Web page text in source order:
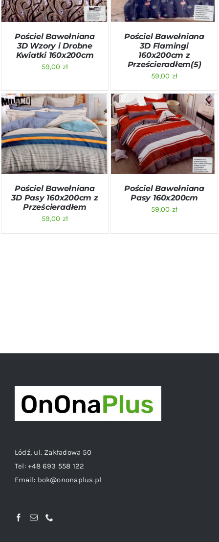
Pościel Bawełniana
3D Wzory i Drobne
Kwiatki 160x200cm
59,00 zł
Pościel Bawełniana
3D Flamingi
160x200cm z
Prześcieradłem(5)
59,00 zł
DODAJ DO KOSZYKA
/
SZCZEGÓŁY
Pościel Bawełniana
3D Pasy 160x200cm z
Prześcieradłem
59,00 zł
DODAJ DO KOSZYKA
/
SZCZEGÓŁY
Pościel Bawełniana
Pasy 160x200cm
59,00 zł
Łódź, ul. Zakładowa 50
Tel:+48 693 558 122
Email: bok@ononaplus.pl